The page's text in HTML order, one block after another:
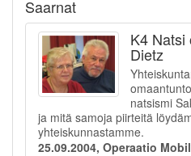
Saarnat
K4 Natsi
Dietz
natsismi
ja mitä samoja piirteitä
yhteiskunnastamme.
25.09.2004, Operaatio